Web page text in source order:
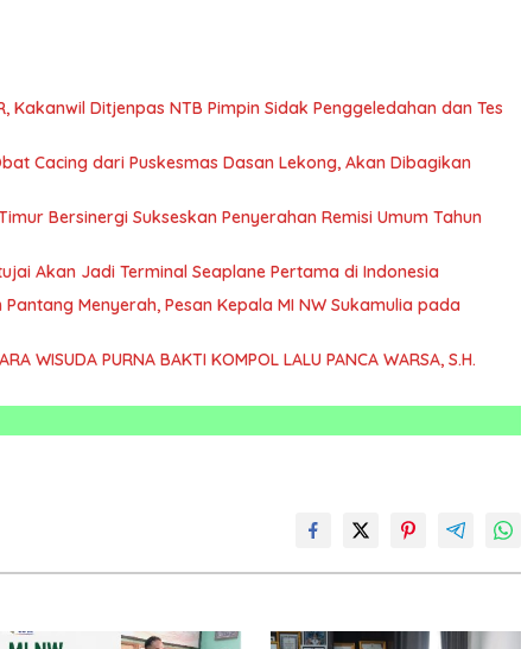
Kakanwil Ditjenpas NTB Pimpin Sidak Penggeledahan dan Tes
Cacing dari Puskesmas Dasan Lekong, Akan Dibagikan
Bersinergi Sukseskan Penyerahan Remisi Umum Tahun
Akan Jadi Terminal Seaplane Pertama di Indonesia
Menyerah, Pesan Kepala MI NW Sukamulia pada
WISUDA PURNA BAKTI KOMPOL LALU PANCA WARSA, S.H.